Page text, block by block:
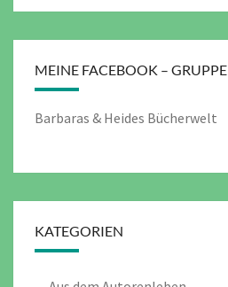
MEINE FACEBOOK – GRUPPE
Barbaras & Heides Bücherwelt
KATEGORIEN